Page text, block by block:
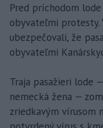
Pred príchodom
obyvateľmi protesty.
ubezpečovali, že
obyvateľmi
Traja pasažieri lode
nemecká žena —
zriedkavým vírusom